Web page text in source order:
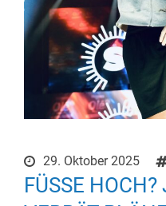
29. Oktober 2025
FÜSSE HOCH?